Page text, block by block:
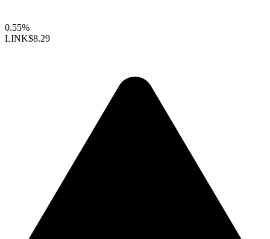
0.55%
LINK$8.29